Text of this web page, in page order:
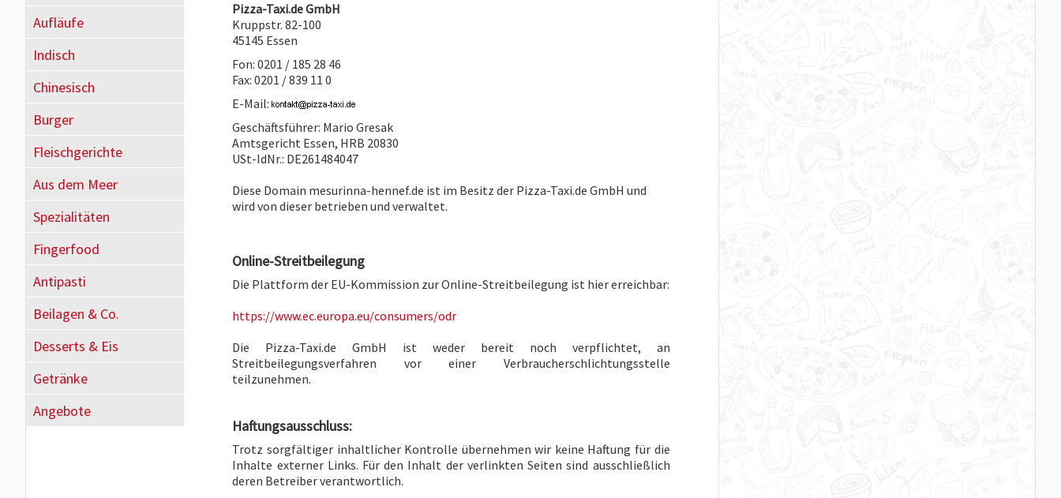
Aufläufe
Indisch
Chinesisch
Burger
Fleischgerichte
Aus dem Meer
Spezialitäten
Fingerfood
Antipasti
Beilagen & Co.
Desserts & Eis
Getränke
Angebote
Pizza-Taxi.de GmbH
Kruppstr. 82-100
45145 Essen
Fon: 0201 / 185 28 46
Fax: 0201 / 839 11 0
E-Mail:
Geschäftsführer: Mario Gresak
Amtsgericht Essen, HRB 20830
USt-IdNr.: DE261484047
Diese Domain mesurinna-hennef.de ist im Besitz der Pizza-Taxi.de GmbH und
wird von dieser betrieben und verwaltet.
Online-Streitbeilegung
Die Plattform der EU-Kommission zur Online-Streitbeilegung ist hier erreichbar:
https://www.ec.europa.eu/consumers/odr
Die Pizza-Taxi.de GmbH ist weder bereit noch verpflichtet, an
Streitbeilegungsverfahren vor einer Verbraucherschlichtungsstelle
teilzunehmen.
Haftungsausschluss:
Trotz sorgfältiger inhaltlicher Kontrolle übernehmen wir keine Haftung für die
Inhalte externer Links. Für den Inhalt der verlinkten Seiten sind ausschließlich
deren Betreiber verantwortlich.